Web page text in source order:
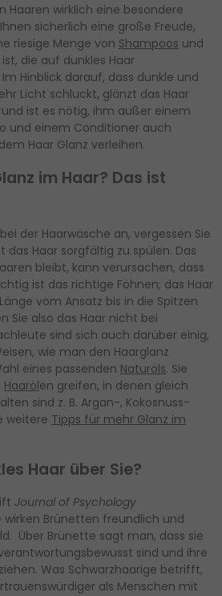
Haaren wirklich eine besondere
sicherlich eine große Freude,
riesige Menge von Shampoos und
die auf dunkles Haar
Hinblick darauf, dass dunkle und
Licht schluckt, glänzt das Haar
ist es nötig, ihm außer einem
und einem Conditioner auch
Haar Glanz verleihen.
im Haar? Das ist
der Haarwäsche an, vergessen Sie
das Haar sorgfältig zu spülen. Das
bleibt, kann verursachen, dass
ist das richtige Föhnen; das Haar
vom Ansatz bis in die Spitzen
Sie also das Haar nicht bei
sind sich auch darüber einig,
wie man den Haarglanz
eines passenden Naturöls. Sie
Haarölen greifen, in denen gleich
sind z. B. Argan-, Kokosnuss-
weitere Tipps für mehr Glanz im
Haar über Sie?
Journal of Psychology
Brünetten freundlich und
Über Brünette sagt man, dass sie
sind und ihre
Was Schwarzhaarige betrifft,
als Menschen mit